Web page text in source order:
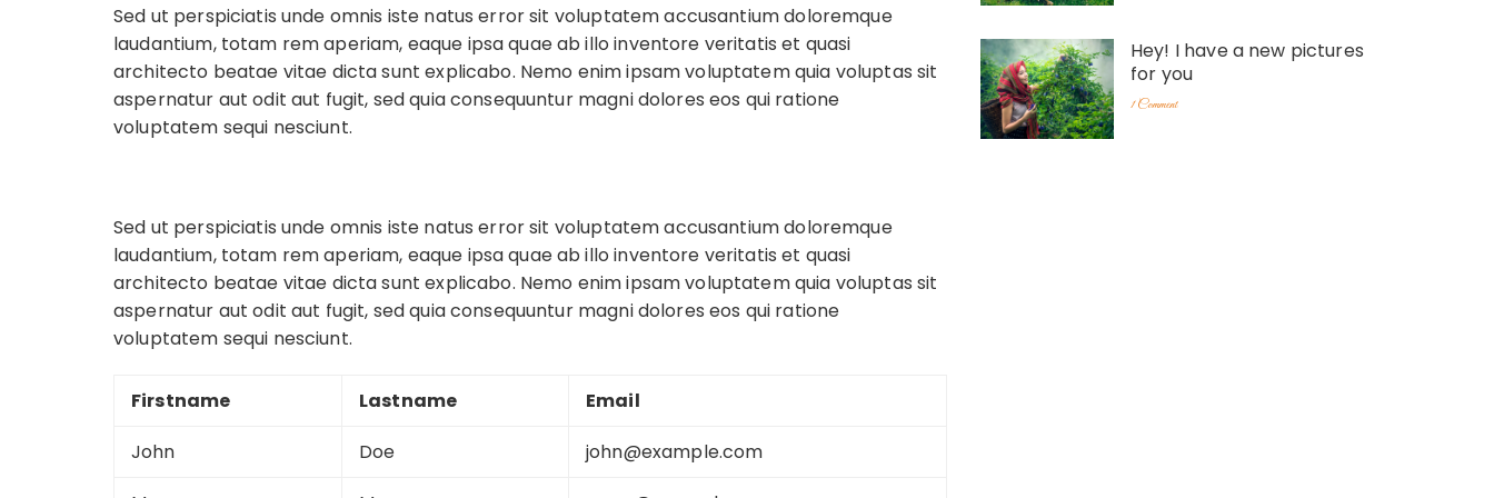
Sed ut perspiciatis unde omnis iste natus error sit voluptatem accusantium doloremque
laudantium, totam rem aperiam, eaque ipsa quae ab illo inventore veritatis et quasi
architecto beatae vitae dicta sunt explicabo. Nemo enim ipsam voluptatem quia voluptas sit
aspernatur aut odit aut fugit, sed quia consequuntur magni dolores eos qui ratione
voluptatem sequi nesciunt.
Sed ut perspiciatis unde omnis iste natus error sit voluptatem accusantium doloremque
laudantium, totam rem aperiam, eaque ipsa quae ab illo inventore veritatis et quasi
architecto beatae vitae dicta sunt explicabo. Nemo enim ipsam voluptatem quia voluptas sit
aspernatur aut odit aut fugit, sed quia consequuntur magni dolores eos qui ratione
voluptatem sequi nesciunt.
Firstname Lastname
Email
John
Doe
john@example.com
Hey! I have a new pictures
for you
1 Comment